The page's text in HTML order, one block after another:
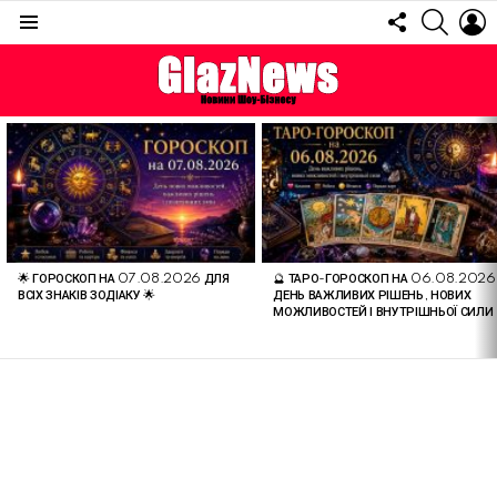
FOLLOW
US
ОСТАННІ
СТАТТІ
🌟 ГОРОСКОП НА 07.08.2026 ДЛЯ
ВСІХ ЗНАКІВ ЗОДІАКУ 🌟
🔮 ТАРО-ГОРОСКОП НА
ДЕНЬ ВАЖЛИВИХ РІШЕНЬ, НОВИХ
МОЖЛИВОСТЕЙ І ВНУТРІШНЬОЇ СИЛИ